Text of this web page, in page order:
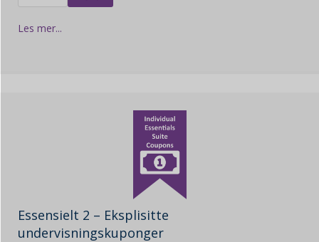
Les mer...
Essensielt 2 – Eksplisitte
undervisningskuponger